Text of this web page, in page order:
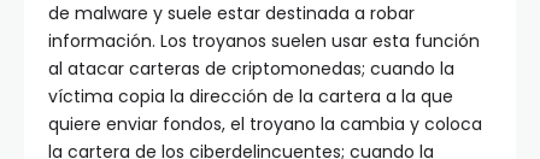
de malware y suele estar destinada a robar
información. Los troyanos suelen usar esta función
al atacar carteras de criptomonedas; cuando la
víctima copia la dirección de la cartera a la que
quiere enviar fondos, el troyano la cambia y coloca
la cartera de los ciberdelincuentes; cuando la